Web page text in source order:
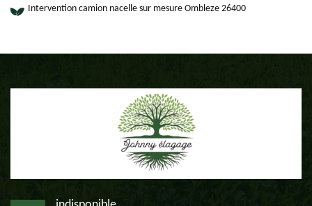
Intervention camion nacelle sur mesure Ombleze 26400